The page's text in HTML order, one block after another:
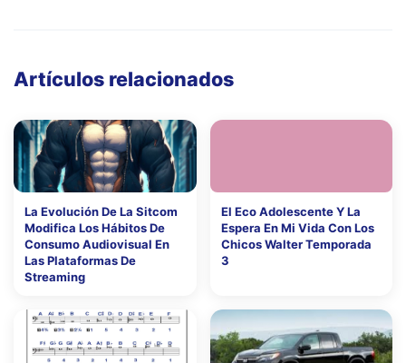
Artículos relacionados
La Evolución De La Sitcom
Modifica Los Hábitos De
Consumo Audiovisual En
Las Plataformas De
Streaming
El Eco Adolescente Y La
Espera En Mi Vida Con Los
Chicos Walter Temporada
3